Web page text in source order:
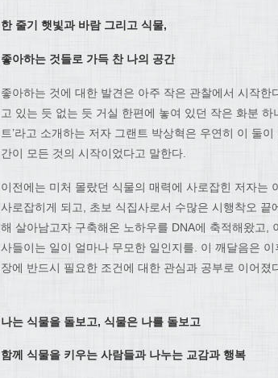
한 줄기 햇빛과 바람 그리고 식물,
좋아하는 것들로 가득 찬 나의 공간
좋아하는 것에 대한 발견은 아주 작은 관찰에서 시작
고 있는 듯 없는 듯 거실 한편에 놓여 있던 작은 화분
트’라고 소개하는 저자 그랜트 박상혁은 우연히 이 둘
간이 모든 것의 시작이었다고 말한다.
이전에는 미처 몰랐던 식물의 매력에 사로잡힌 저자는
사로잡히게 되고, 초보 식집사로서 수많은 시행착오
해 살아남고자 구축해온 노하우를 DNA에 축적해왔고,
사들이는 일이 얼마나 무모한 일인지를. 이 깨달음은
장에 반드시 필요한 조건에 대한 관심과 공부로 이어졌
나는 식물을 돌보고, 식물은 나를 돌보고
함께 식물을 키우는 사람들과 나누는 교감과 행복